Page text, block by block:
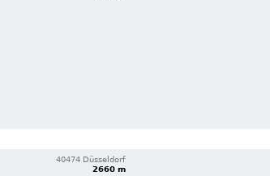
40474 Düsseldorf
2660 m